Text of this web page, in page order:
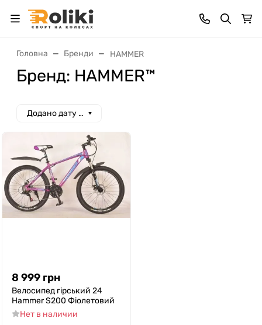
Головна Бренди HAMMER
Бренд: HAMMER™
Додано дату спад
8 999 грн
Велосипед гірський 24
Hammer S200 Фіолетовий
Нет в наличии